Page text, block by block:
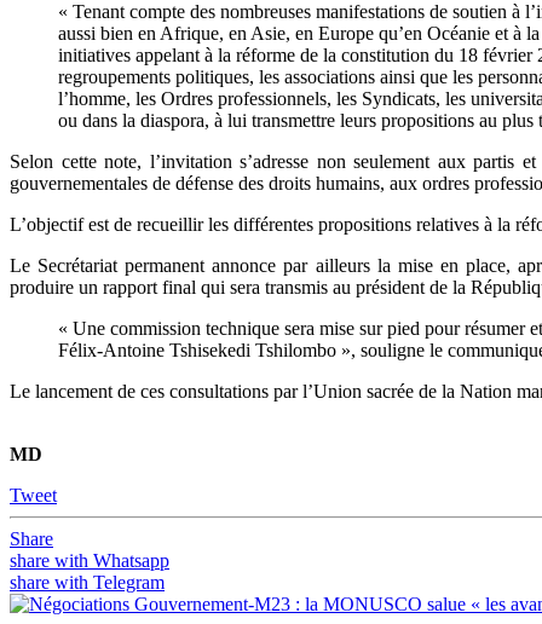
« Tenant compte des nombreuses manifestations de soutien à
aussi bien en Afrique, en Asie, en Europe qu’en Océanie et à
initiatives appelant à la réforme de la constitution du 18
regroupements politiques, les associations ainsi que les
l’homme, les Ordres professionnels, les Syndicats, les
ou dans la diaspora, à lui transmettre leurs propositions au
Selon cette note, l’invitation s’adresse non seulement aux partis
gouvernementales de défense des droits humains, aux ordres
L’objectif est de recueillir les différentes propositions relatives à la
Le Secrétariat permanent annonce par ailleurs la mise en place,
produire un rapport final qui sera transmis au président de la
« Une commission technique sera mise sur pied pour
Félix-Antoine Tshisekedi Tshilombo », souligne le
Le lancement de ces consultations par l’Union sacrée de la Nation
MD
Tweet
Share
share with Whatsapp
share with Telegram